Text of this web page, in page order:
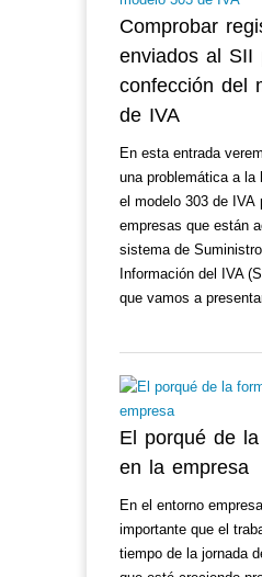
Comprobar
enviados al SII
confección del
de IVA
En esta entrada
una problemática a la
el modelo 303 de IVA
empresas que están
sistema de
Información del IVA
que vamos a
El porqué de
en la empresa
En el entorno
importante que el
tiempo de la jornada